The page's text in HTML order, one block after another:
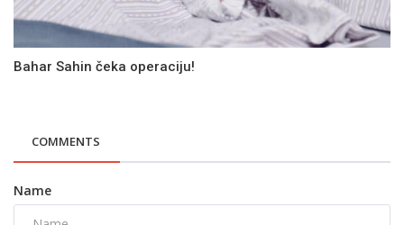
Bahar Sahin čeka operaciju!
COMMENTS
Name